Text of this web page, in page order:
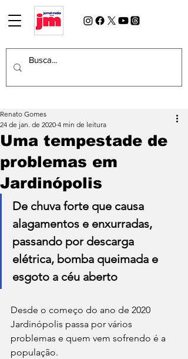
Uma tempestade de
problemas em
Jardinópolis
Renato Gomes
24 de jan. de 2020 4 min de leitura
De chuva forte que causa
alagamentos e enxurradas,
passando por descarga
elétrica, bomba queimada e
esgoto a céu aberto
Desde o começo do ano de 2020
Jardinópolis passa por vários
problemas e quem vem sofrendo é a
população.